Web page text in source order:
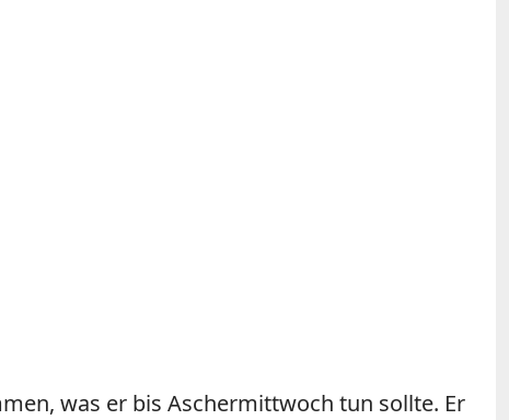
was er bis Aschermittwoch tun sollte. Er